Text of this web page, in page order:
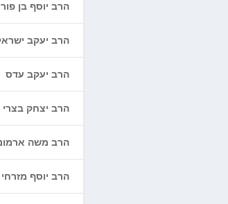
הרב יוסף בן
הרב יעקב
הרב יעקב עדס
הרב יצחק בצרי
הרב משה
הרב יוסף מזרחי